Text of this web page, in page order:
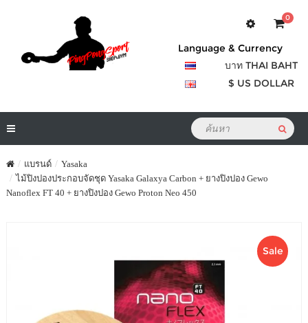
0
Language & Currency
บาท THAI BAHT
$ US DOLLAR
แบรนด์
Yasaka
ไม้ปิงปองประกอบจัดชุด Yasaka Galaxya Carbon + ยางปิงปอง Gewo
Nanoflex FT 40 + ยางปิงปอง Gewo Proton Neo 450
Sale